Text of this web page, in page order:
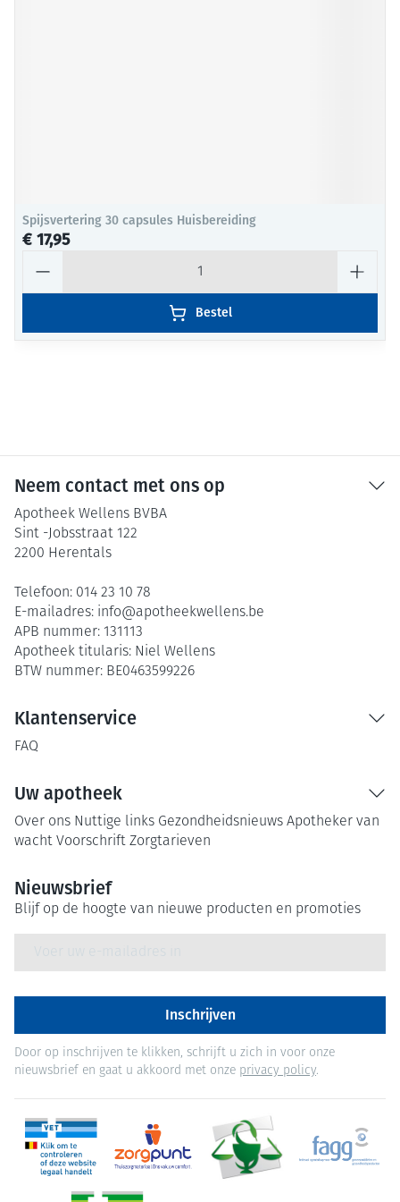
Spijsvertering 30 capsules Huisbereiding
€ 17,95
Bestel
Neem contact met ons op
Apotheek Wellens BVBA
Sint -Jobsstraat 122
2200 Herentals
Telefoon: 014 23 10 78
E-mailadres: info@apotheekwellens.be
APB nummer: 131113
Apotheek titularis: Niel Wellens
BTW nummer: BE0463599226
Klantenservice
FAQ
Uw apotheek
Over ons Nuttige links Gezondheidsnieuws Apotheker van
wacht Voorschrift Zorgtarieven
Nieuwsbrief
Blijf op de hoogte van nieuwe producten en promoties
Inschrijven
Door op inschrijven te klikken, schrijft u zich in voor onze
nieuwsbrief en gaat u akkoord met onze privacy policy.